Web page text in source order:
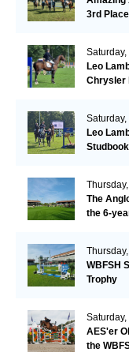
3rd
Leo
Chrysler
Leo
The
the 6-
WBFSH
Trophy
AES'er
the